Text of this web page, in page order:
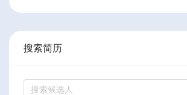
搜索简历